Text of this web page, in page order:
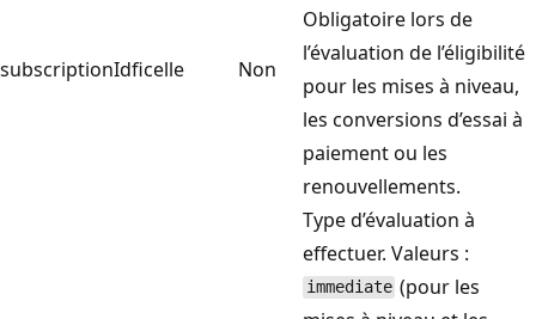
subscriptionIdficelle Non
Obligatoire lors de
l’évaluation de l’éligibilité
pour les mises à niveau,
les conversions d’essai à
paiement ou les
renouvellements.
Type d’évaluation à
effectuer. Valeurs :
immediate (pour les